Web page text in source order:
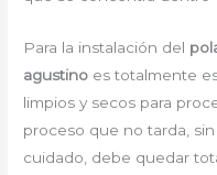
Para la instalación del
agustino es totalmente
limpios y secos para
proceso que no tarda,
cuidado, debe quedar